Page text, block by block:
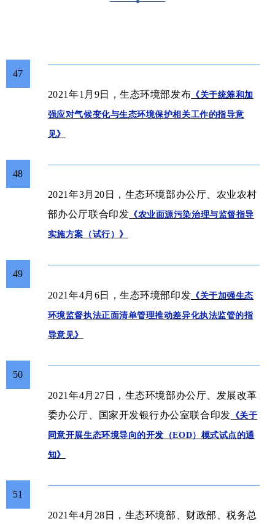
47
2021年1月9日
，生态环境部发布 《关于统筹和加
强应对气候变化与生态环境保护相关工作的指导意
见》
48
2021年3月20日
，生态环境部办公厅、农业农村
部办公厅联合印发 《农业面源污染治理与监督指导
实施方案（试行）》
49
2021年4月6日 ，生态环境部印发 《关于加强生态
环境监督执法正面清单管理推动差异化执法监管的指
导意见》
50
2021年4月27日，生态环境部办公厅、发展改革
委办公厅、国家开发银行办公室联合印发 《关于
同意开展生态环境导向的开发（EOD）模式试点的通
知》
51
2021年4月28日，生态环境部、财政部、税务总